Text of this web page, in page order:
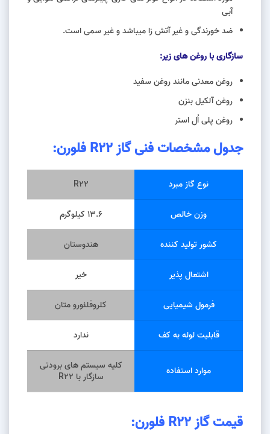
آبی
ضد خورندگی و غیر آتش زا میباشد و غیر سمی است.
سازگاری با روغن های زیر:
روغن معدنی مانند روغن سفید
روغن آلکیل بنزن
روغن پلی اُل استر
جدول مشخصات فنیگازR22فلورن:
نوع گاز مبرد R22
وزن خالص 13.6 کیلوگرم
کشور تولید کننده هندوستان
اشتعال پذیر خیر
فرمول شیمیایی کلروفلئورو متان
قابلیت لوله به کف ندارد
موارد استفاده
کلیه سیستم های برودتی
سازگار با R22
قیمتگاز R22 فلورن: